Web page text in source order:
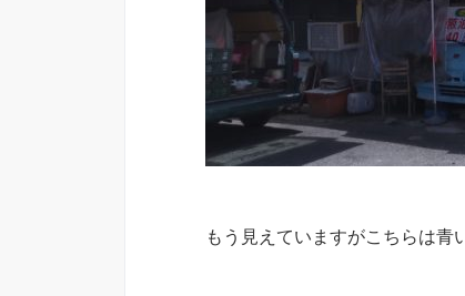
もう見えていますがこちらは青